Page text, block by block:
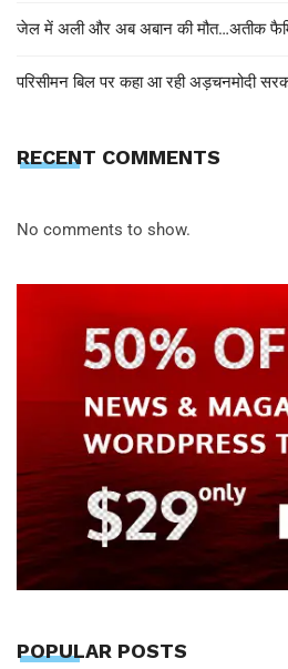
जेल में अली और अब अबान की मौत…अतीक
परिसीमन बिल पर कहा आ रही अड़चनमोदी
RECENT COMMENTS
No comments to show.
POPULAR POSTS